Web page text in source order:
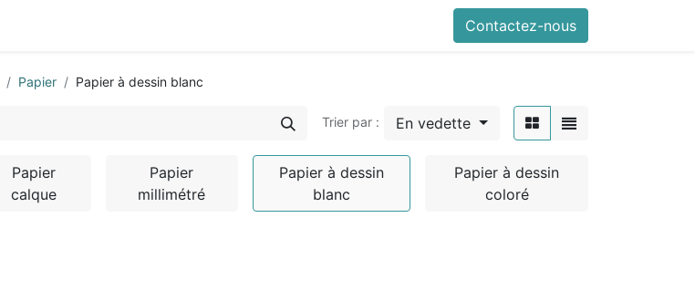
Contactez-nous
Papier Papier à dessin blanc
Trier par : En vedette
Papier
calque
Papier
millimétré
Papier à dessin
blanc
Papier à dessin
coloré